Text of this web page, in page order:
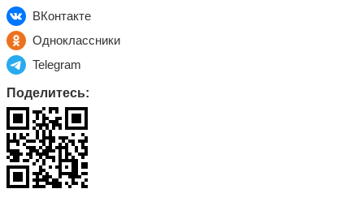
ВКонтакте
Одноклассники
Telegram
Поделитесь: